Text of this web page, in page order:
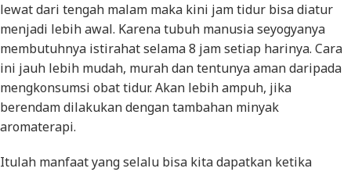
lewat dari tengah malam maka kini jam tidur bisa diatur
menjadi lebih awal. Karena tubuh manusia seyogyanya
membutuhnya istirahat selama 8 jam setiap harinya. Cara
ini jauh lebih mudah, murah dan tentunya aman daripada
mengkonsumsi obat tidur. Akan lebih ampuh, jika
berendam dilakukan dengan tambahan minyak
aromaterapi.
Itulah manfaat yang selalu bisa kita dapatkan ketika